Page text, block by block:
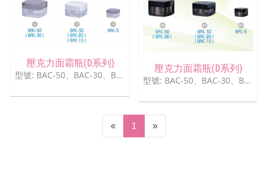
壓克力面霜瓶(D系列)
型號: BAC-50、BAC-30、BAC-5
壓克力面霜瓶(D系列)
型號: BAC-50、BAC-30、BAC-5
« 1 (current)
»